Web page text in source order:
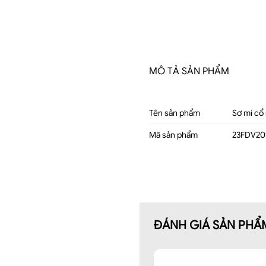
MÔ TẢ SẢN PHẨM
Tên sản phẩm Sơ mi cổ
Mã sản phẩm
ĐÁNH GIÁ SẢN